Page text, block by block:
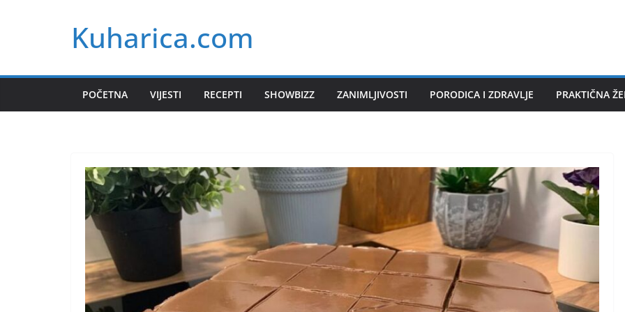
Kuharica.com
POČETNA VIJESTI RECEPTI SHOWBIZZ ZANIMLJIVOSTI PORODICA I ZDRAVLJE PRAKTIČNA